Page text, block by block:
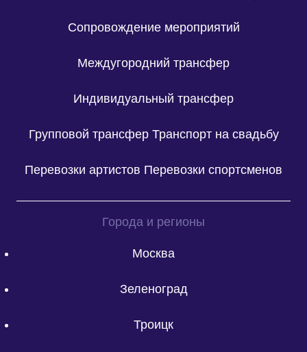
Сопровождение мероприятий
Междугородний трансфер
Индивидуальный трансфер
Групповой трансфер Транспорт на свадьбу
Перевозки артистов Перевозки спортсменов
Города и регионы
Москва
Зеленоград
Троицк